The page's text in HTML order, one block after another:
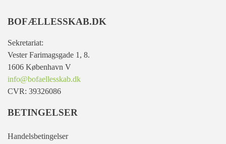
BOFÆLLESSKAB.DK
Sekretariat:
Vester Farimagsgade 1, 8.
1606 København V
info@bofaellesskab.dk
CVR: 39326086
BETINGELSER
Handelsbetingelser